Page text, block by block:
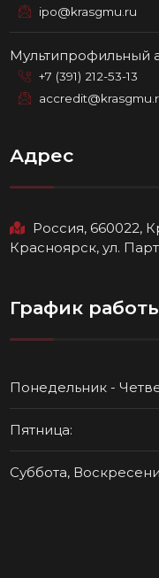
ipo@krasgmu.ru
Мультипрофильный
+7 (391) 212-53-13
Адрес
Россия, 660022,
Красноярск, ул.
График
Понедельник -
Пятница:
Суббота,